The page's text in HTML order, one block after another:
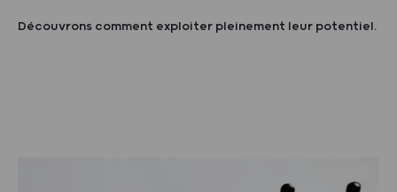
Découvrons comment exploiter pleinement leur potentiel.